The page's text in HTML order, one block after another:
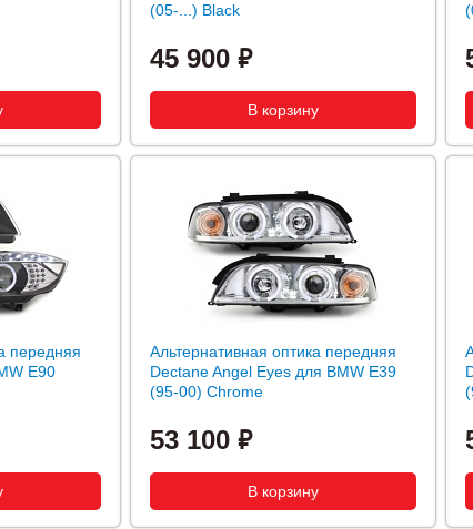
(05-...) Black
45 900
передняя
E90
Альтернативная оптика передняя
Dectane Angel Eyes для BMW E39
(95-00) Chrome
53 100